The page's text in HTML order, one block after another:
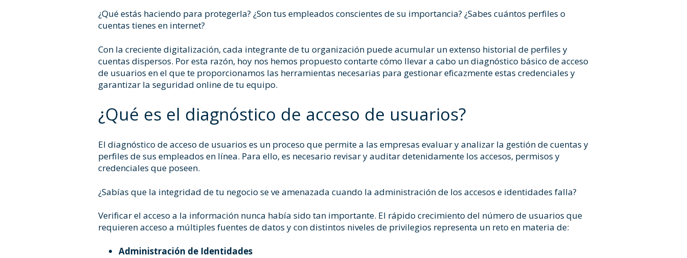
¿Qué estás haciendo para protegerla? ¿Son tus empleados conscientes de su importancia? ¿Sabes cuántos perfiles o
cuentas tienes en internet?
Con la creciente digitalización, cada integrante de tu organización puede acumular un extenso historial de perfiles y
cuentas dispersos. Por esta razón, hoy nos hemos propuesto contarte cómo llevar a cabo un diagnóstico básico de acceso
de usuarios en el que te proporcionamos las herramientas necesarias para gestionar eficazmente estas credenciales y
garantizar la seguridad online de tu equipo.
¿Qué es el diagnóstico de acceso de usuarios?
El diagnóstico de acceso de usuarios es un proceso que permite a las empresas evaluar y analizar la gestión de cuentas y
perfiles de sus empleados en línea. Para ello, es necesario revisar y auditar detenidamente los accesos, permisos y
credenciales que poseen.
¿Sabías que la integridad de tu negocio se ve amenazada cuando la administración de los accesos e identidades falla?
Verificar el acceso a la información nunca había sido tan importante. El rápido crecimiento del número de usuarios que
requieren acceso a múltiples fuentes de datos y con distintos niveles de privilegios representa un reto en materia de:
Administración de Identidades